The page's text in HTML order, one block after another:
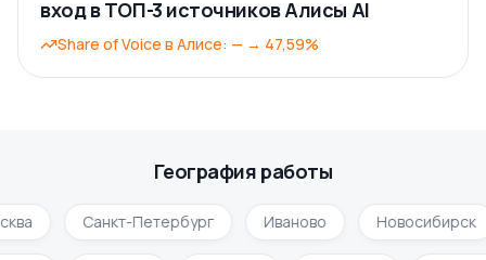
вход в ТОП-3 источников Алисы AI
Share of Voice в Алисе: — → 47,59%
География работы
Санкт-Петербург Иваново Новосибирск